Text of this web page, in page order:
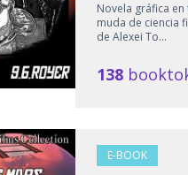
Novela gráfica
muda de ciencia
de Alexei To...
138
E-BOOK